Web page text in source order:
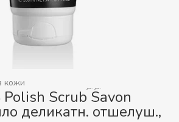
кожи
косметика GiGi
Scrub Savon
деликатн. отшелуш.,